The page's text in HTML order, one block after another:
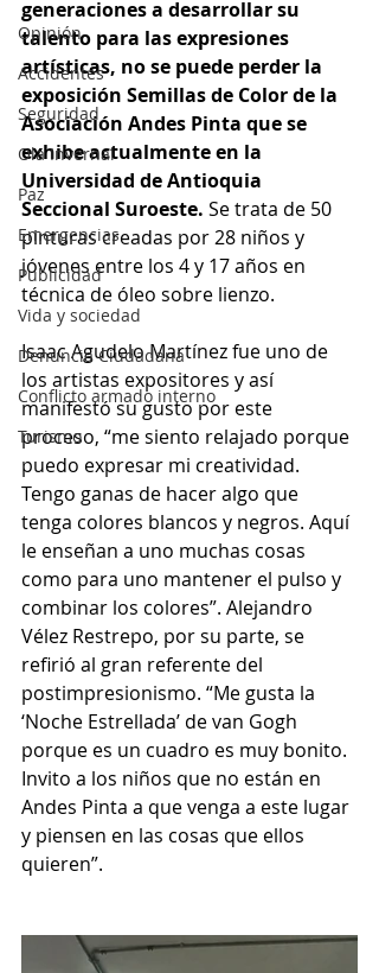
Opinión
Accidentes
Seguridad
Ola Invernal
Paz
Emergencias
Publicidad
Vida y sociedad
Denuncia Ciudadana
Conflicto armado interno
Turismo
generaciones a desarrollar su
talento para las expresiones
artísticas, no se puede perder la
exposición Semillas de Color de la
Asociación Andes Pinta que se
exhibe actualmente en la
Universidad de Antioquia
Seccional Suroeste. Se trata de 50
pinturas creadas por 28 niños y
jóvenes entre los 4 y 17 años en
técnica de óleo sobre lienzo.
Isaac Agudelo Martínez fue uno de
los artistas expositores y así
manifestó su gusto por este
proceso, “me siento relajado porque
puedo expresar mi creatividad.
Tengo ganas de hacer algo que
tenga colores blancos y negros. Aquí
le enseñan a uno muchas cosas
como para uno mantener el pulso y
combinar los colores”. Alejandro
Vélez Restrepo, por su parte, se
refirió al gran referente del
postimpresionismo. “Me gusta la
‘Noche Estrellada’ de van Gogh
porque es un cuadro es muy bonito.
Invito a los niños que no están en
Andes Pinta a que venga a este lugar
y piensen en las cosas que ellos
quieren”.